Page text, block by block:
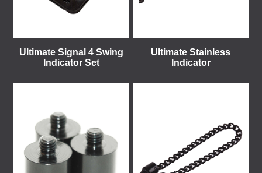
Ultimate Signal 4 Swing
Indicator Set
Ultimate Stainless
Indicator